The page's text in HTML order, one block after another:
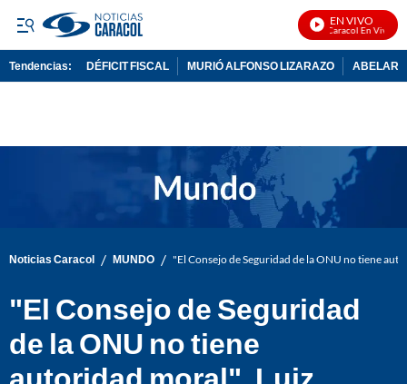
EN VIVO
Noticias Caracol En Vivo
Tendencias: DÉFICIT FISCAL MURIÓ ALFONSO LIZARAZO
Noticias Caracol / MUNDO / "El Consejo de Seguridad de la ONU no tiene
"El Consejo de Seguridad
de la ONU no tiene
autoridad moral", Luiz